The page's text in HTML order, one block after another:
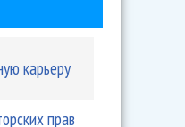
карьеру
прав